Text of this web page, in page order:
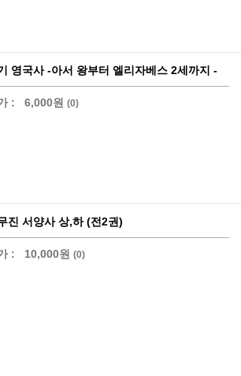
영국사 -아서 왕부터 엘리자베스 2세까지 -
: 6,000원 (0)
진 서양사 상,하 (전2권)
: 10,000원 (0)